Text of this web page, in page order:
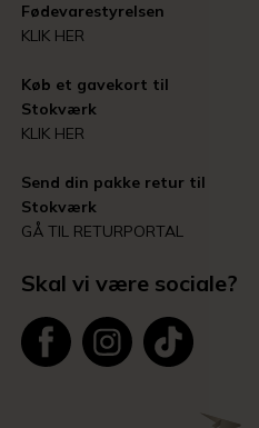
Fødevarestyrelsen
KLIK HER
Køb et gavekort til
Stokværk
KLIK HER
Send din pakke retur til
Stokværk
GÅ TIL RETURPORTAL
Skal vi være sociale?